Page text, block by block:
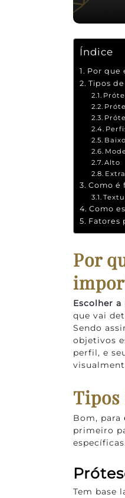
Índice
Por que
Tipos
Baixo
Alto
Como é
Como
Fatores
Por
Escolher
que vai
Sendo
objetivos
perfil, e
Tipos
Bom, para
primeiro
Tem base